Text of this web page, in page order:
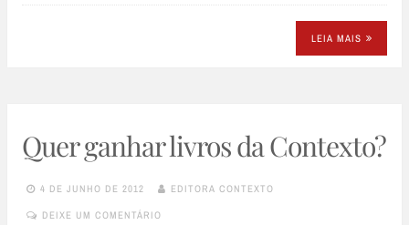
LEIA MAIS
Quer ganhar livros da Contexto?
4 DE JUNHO DE 2012 EDITORA CONTEXTO
DEIXE UM COMENTÁRIO